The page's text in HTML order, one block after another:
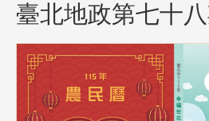
臺北地政第七十